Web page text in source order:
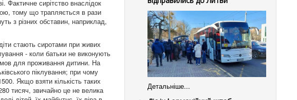
Фактичне сирітство внаслідок
тому що трапляється в рази
з різних обставин, наприклад,
стають сиротами при живих
- коли батьки не виконують
для проживання дитини. На
піклування; при чому
Якщо взяти кількість таких
тисяч, звичайно це не велика
Детальніше...